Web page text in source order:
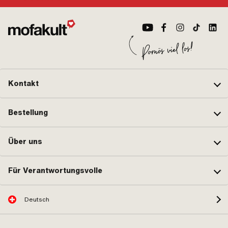
Kontakt
Bestellung
Über uns
Für Verantwortungsvolle
Deutsch